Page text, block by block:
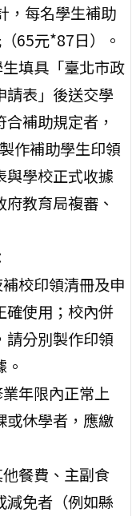
，每名學生補助
65元*87日）。
填具「臺北市政
請表」後送交學
補助規定者，
作補助學生印領
與學校正式收據
教育局複審、
校印領清冊及申
確使用；校內併
請分別製作印領
年限內正常上
或休學者，應繳
餐費、主副食
減免者（例如縣